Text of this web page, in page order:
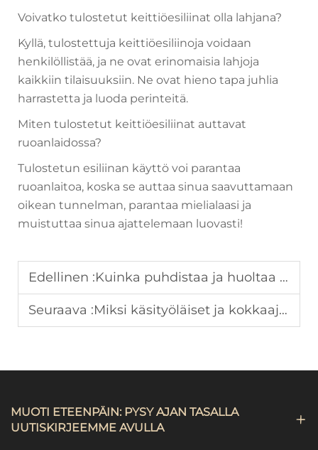
Voivatko tulostetut keittiöesiliinat olla lahjana?
Kyllä, tulostettuja keittiöesiliinoja voidaan
henkilöllistää, ja ne ovat erinomaisia lahjoja
kaikkiin tilaisuuksiin. Ne ovat hieno tapa juhlia
harrastetta ja luoda perinteitä.
Miten tulostetut keittiöesiliinat auttavat
ruoanlaidossa?
Tulostetun esiliinan käyttö voi parantaa
ruoanlaitoa, koska se auttaa sinua saavuttamaan
oikean tunnelman, parantaa mielialaasi ja
muistuttaa sinua ajattelemaan luovasti!
Edellinen :Kuinka puhdistaa ja huoltaa kankasvöitä kestävyyden parantamiseksi?
Seuraava :Miksi käsityöläiset ja kokkaajat suosivat molemmat kangasvöitä työhönsä?
MUOTI ETEENPÄIN: PYSY AJAN TASALLA
UUTISKIRJEEMME AVULLA